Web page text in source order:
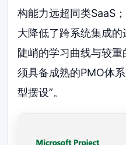
构能力远超同类SaaS
大降低了跨系统集成
陡峭的学习曲线与较
须具备成熟的PMO体
型摆设”。